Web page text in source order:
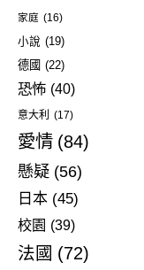
家庭 (16)
小說 (19)
德國 (22)
恐怖 (40)
意大利 (17)
愛情 (84)
懸疑 (56)
日本 (45)
校園 (39)
法國 (72)